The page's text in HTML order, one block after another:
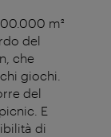
m²
del
che
giochi.
del
E
di